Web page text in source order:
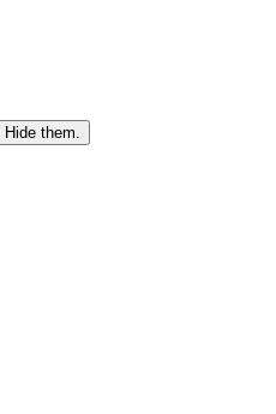
Hide them.